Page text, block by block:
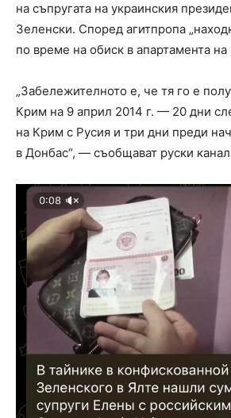
на съпругата на украинския
Зеленски. Според агитпропа
по време на обиск в апартамента
„Забележителното е, че тя го е
Крим на 9 април 2014 г. — 20 дни
на Крим с Русия и три дни преди
в Донбас“, — съобщават руски